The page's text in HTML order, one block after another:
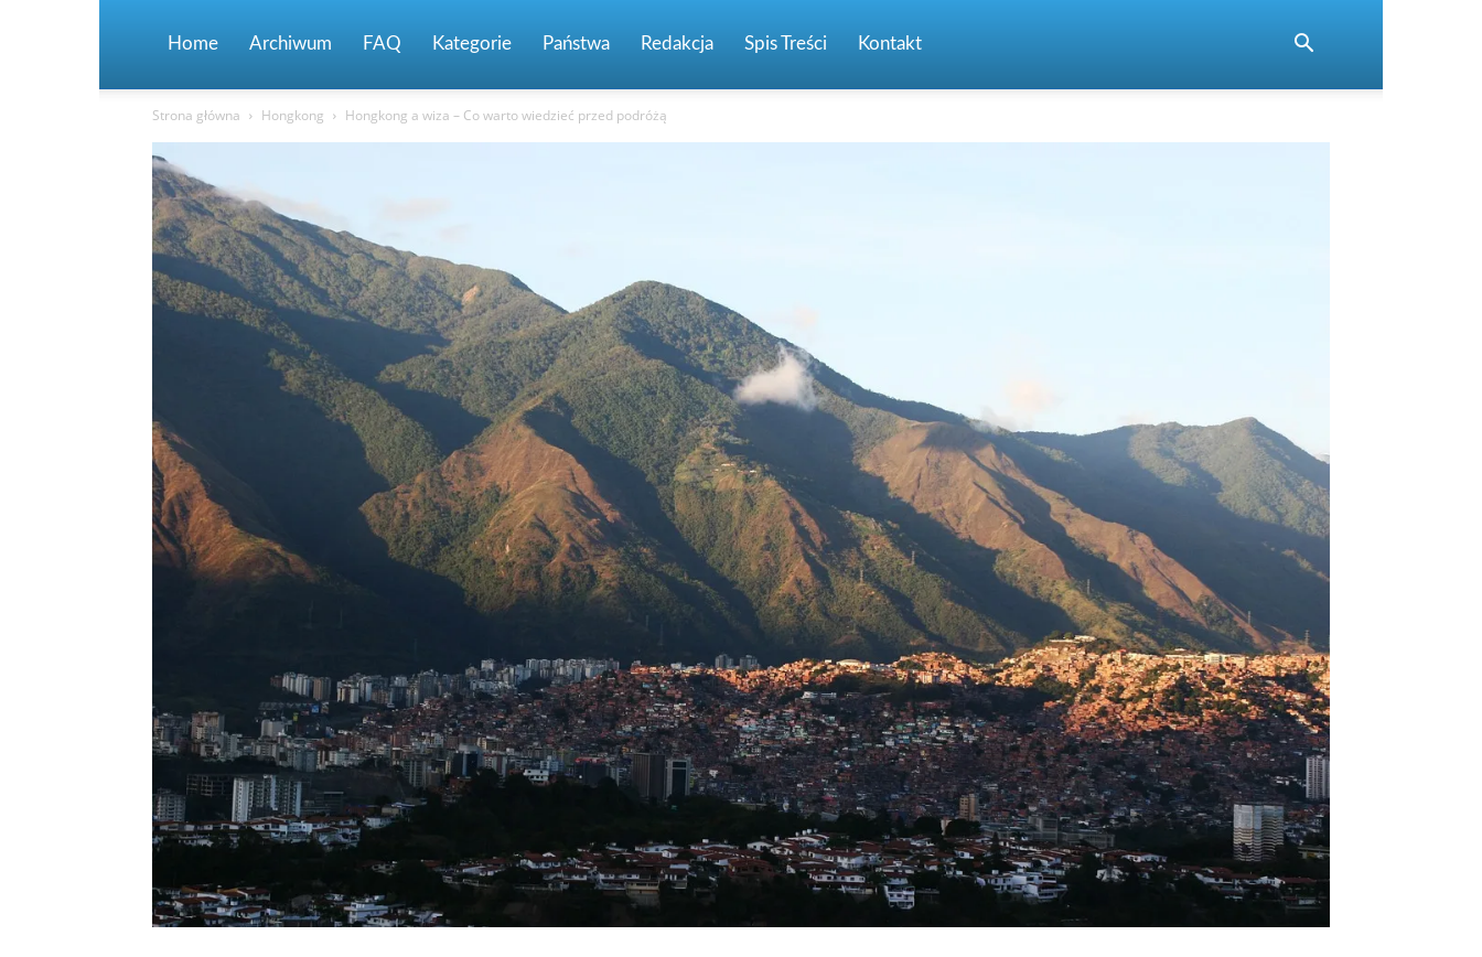
Home Archiwum FAQ Kategorie Państwa Redakcja Spis Treści Kontakt
Strona główna Hongkong Hongkong a wiza – Co warto wiedzieć przed podróżą